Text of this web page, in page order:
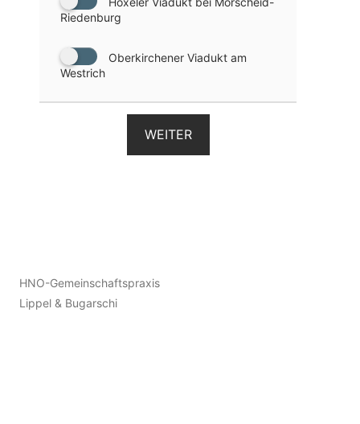
Riedenburg
Oberkirchener Viadukt am
Westrich
WEITER
HNO-Gemeinschaftspraxis
Lippel & Bugarschi